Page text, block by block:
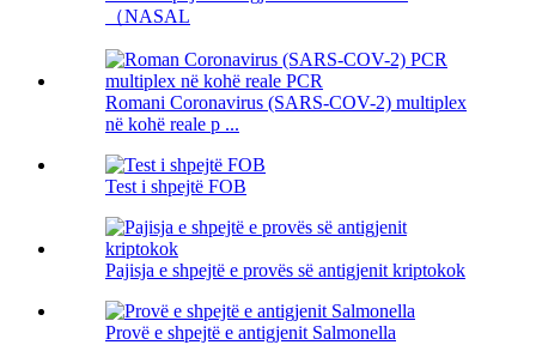
（NASAL
Romani Coronavirus (SARS-COV-2) multiplex
në kohë reale p ...
Test i shpejtë FOB
Pajisja e shpejtë e provës së antigjenit kriptokok
Provë e shpejtë e antigjenit Salmonella